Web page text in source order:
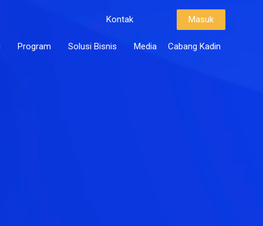
Kontak Masuk
Program Solusi Bisnis Media Cabang Kadin